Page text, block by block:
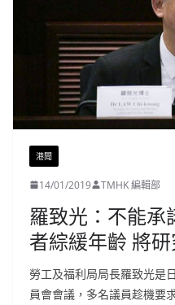
港聞
14/01/2019 TMHK 編輯部
羅致光：不能承
者綜緩年齡 將
勞工及福利局局長羅致光是
員會會議，多名議員趁機要